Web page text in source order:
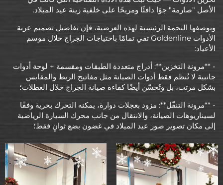
الأصل "صارمة" جوًا دافئًا ومريحًا على خلفية زينة عيد الميلاد.
وبوصفها النجمة الرئيسية لهذه العرضية، فإن تفاصيل تصميم عربة
الأدوات Goldenline تفي تمامًا باحتياجات الجراج خلال موسم
الأعياد:
- **مرونة التخزين**: أدراج متعددة الطبقات ومقسمة + لوحة أدوات
جانبية لا تُنظم فقط أدوات الصيانة مثل مفاتيح الربط والمقابس
بشكل مرتب، بل وتُحسّن أيضًا كفاءة صيانة الجراج خلال العطلات؛
- **مرونة التنقّل**: مزود بعجلات دوارة، يمكنه التحرك بحرية وفقًا
لسيناريوهات الصيانة، والانتقال من جانب محرك السيارة الرياضية
إلى مكان تصوير صور عيد الميلاد في غضون بضع ثوانٍ فقط؛